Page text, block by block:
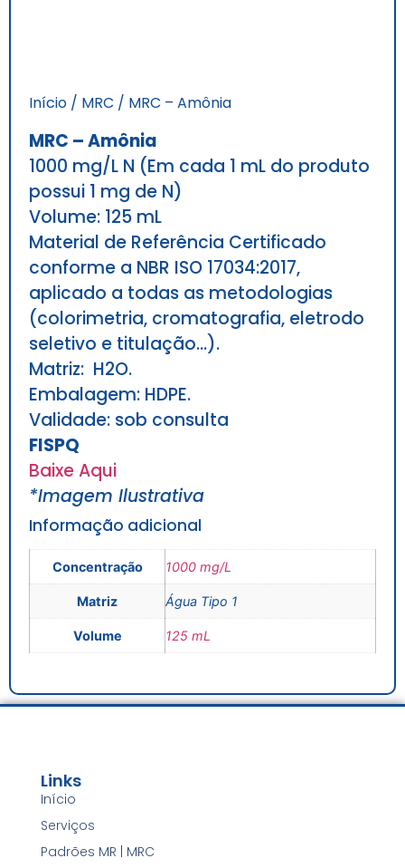
Início / MRC / MRC – Amônia
MRC – Amônia
1000 mg/L N (Em cada 1 mL do produto
possui 1 mg de N)
Volume: 125 mL
Material de Referência Certificado
conforme a NBR ISO 17034:2017,
aplicado a todas as metodologias
(colorimetria, cromatografia, eletrodo
seletivo e titulação…).
Matriz: H2O.
Embalagem: HDPE.
Validade: sob consulta
FISPQ
Baixe Aqui
*Imagem Ilustrativa
Informação adicional
Concentração 1000 mg/L
Matriz Água Tipo 1
Volume 125 mL
Links
Início
Serviços
Padrões MR | MRC